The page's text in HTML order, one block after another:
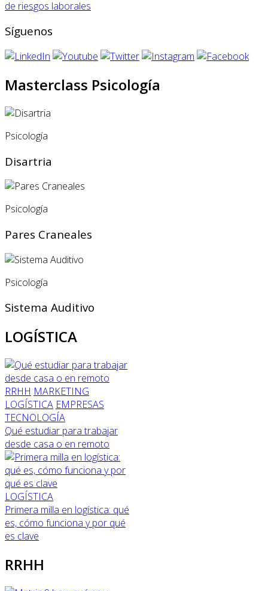
de riesgos laborales
Síguenos
Masterclass Psicología
Psicología
Disartria
Psicología
Pares Craneales
Psicología
Sistema Auditivo
LOGÍSTICA
RRHH MARKETING
LOGÍSTICA EMPRESAS
TECNOLOGÍA
Qué estudiar para trabajar
desde casa o en remoto
LOGÍSTICA
Primera milla en logística: qué
es, cómo funciona y por qué
es clave
RRHH